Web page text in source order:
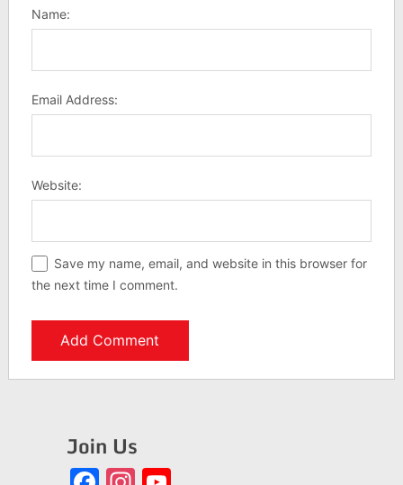
Name:
Email Address:
Website:
Save my name, email, and website in this browser for
the next time I comment.
Join Us